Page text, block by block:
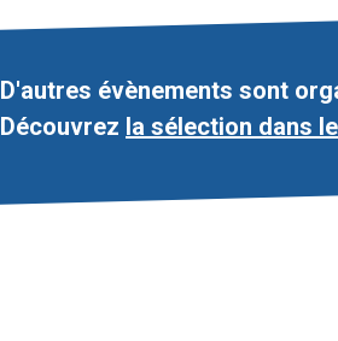
D'autres évènements sont
Découvrez la sélection dans